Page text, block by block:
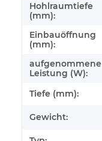
Hohlraumtiefe
(mm):
Einbauöffnung
(mm):
aufgenommene
Leistung (W):
Tiefe (mm):
Gewicht: